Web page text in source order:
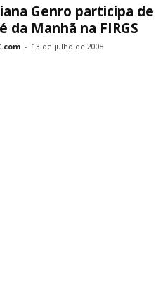
Genro participa de
da Manhã na FIRGS
- 13 de julho de 2008